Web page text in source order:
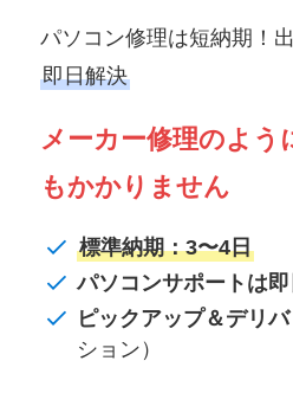
パソコン修理は短納期！
即日解決
メーカー修理のよう
もかかりません
標準納期：3〜4日
パソコンサポートは
ピックアップ＆デリ
ション）